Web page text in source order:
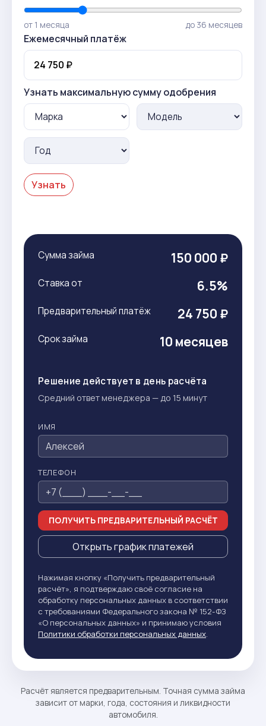
от 1 месяца до 36 месяцев
Ежемесячный платёж
Узнать максимальную сумму одобрения
Узнать
Сумма займа 150 000 ₽
Ставка от 6.5%
Предварительный платёж 24 750 ₽
Срок займа 10 месяцев
Решение действует в день расчёта
Средний ответ менеджера — до 15 минут
ИМЯ
ТЕЛЕФОН
ПОЛУЧИТЬ ПРЕДВАРИТЕЛЬНЫЙ РАСЧЁТ
Открыть график платежей
Нажимая кнопку «Получить предварительный
расчёт», я подтверждаю своё согласие на
обработку персональных данных в соответствии
с требованиями Федерального закона № 152-ФЗ
«О персональных данных» и принимаю условия
Политики обработки персональных данных.
Расчёт является предварительным. Точная сумма займа
зависит от марки, года, состояния и ликвидности
автомобиля.